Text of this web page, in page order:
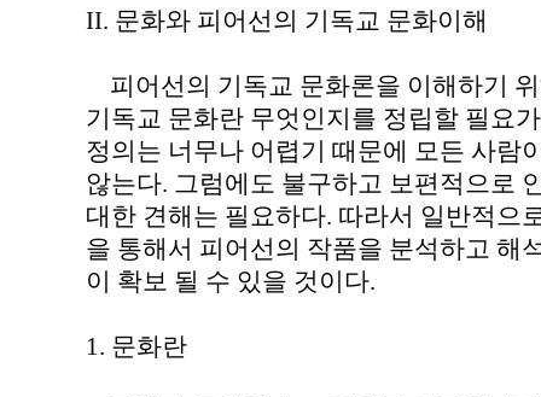
II. 문화와 피어선의 기독교 문화이해
피어선의 기독교 문화론을 이해하기
기독교 문화란 무엇인지를 정립할 필요
정의는 너무나 어렵기 때문에 모든 사람
않는다. 그럼에도 불구하고 보편적으로
대한 견해는 필요하다. 따라서 일반적으
을 통해서 피어선의 작품을 분석하고 해
이 확보 될 수 있을 것이다.
1. 문화란